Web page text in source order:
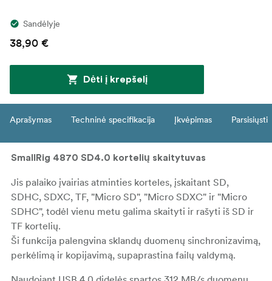
Sandėlyje
38,90 €
Dėti į krepšelį
Aprašymas Techninė specifikacija Įkvėpimas Parsisiųsti
SmallRig 4870 SD4.0 kortelių skaitytuvas
Jis palaiko įvairias atminties korteles, įskaitant SD,
SDHC, SDXC, TF, "Micro SD", "Micro SDXC" ir "Micro
SDHC", todėl vienu metu galima skaityti ir rašyti iš SD ir
TF kortelių.
Ši funkcija palengvina sklandų duomenų sinchronizavimą,
perkėlimą ir kopijavimą, supaprastina failų valdymą.